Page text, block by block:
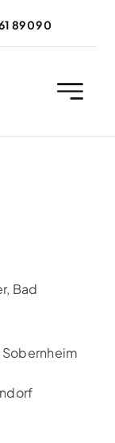
89 09 0
Bad